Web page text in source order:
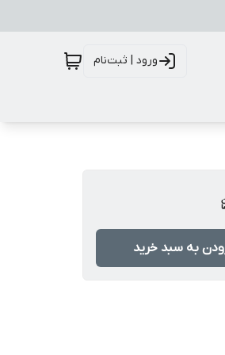
ورود | ثبت‌نام
به سبد خرید